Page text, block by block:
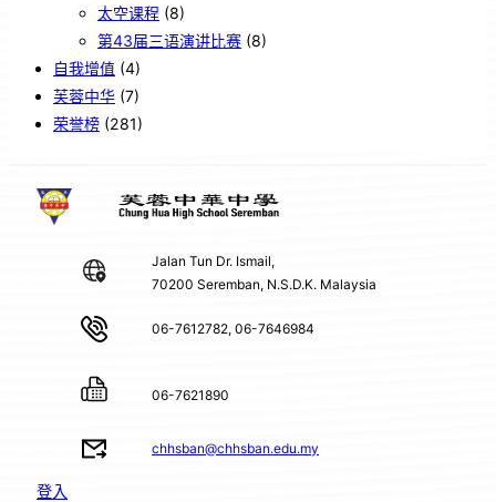
太空课程 (8)
第43届三语演讲比赛 (8)
自我增值 (4)
芙蓉中华 (7)
荣誉榜 (281)
Jalan Tun Dr. Ismail,
70200 Seremban, N.S.D.K. Malaysia
06-7612782, 06-7646984
06-7621890
chhsban@chhsban.edu.my
登入